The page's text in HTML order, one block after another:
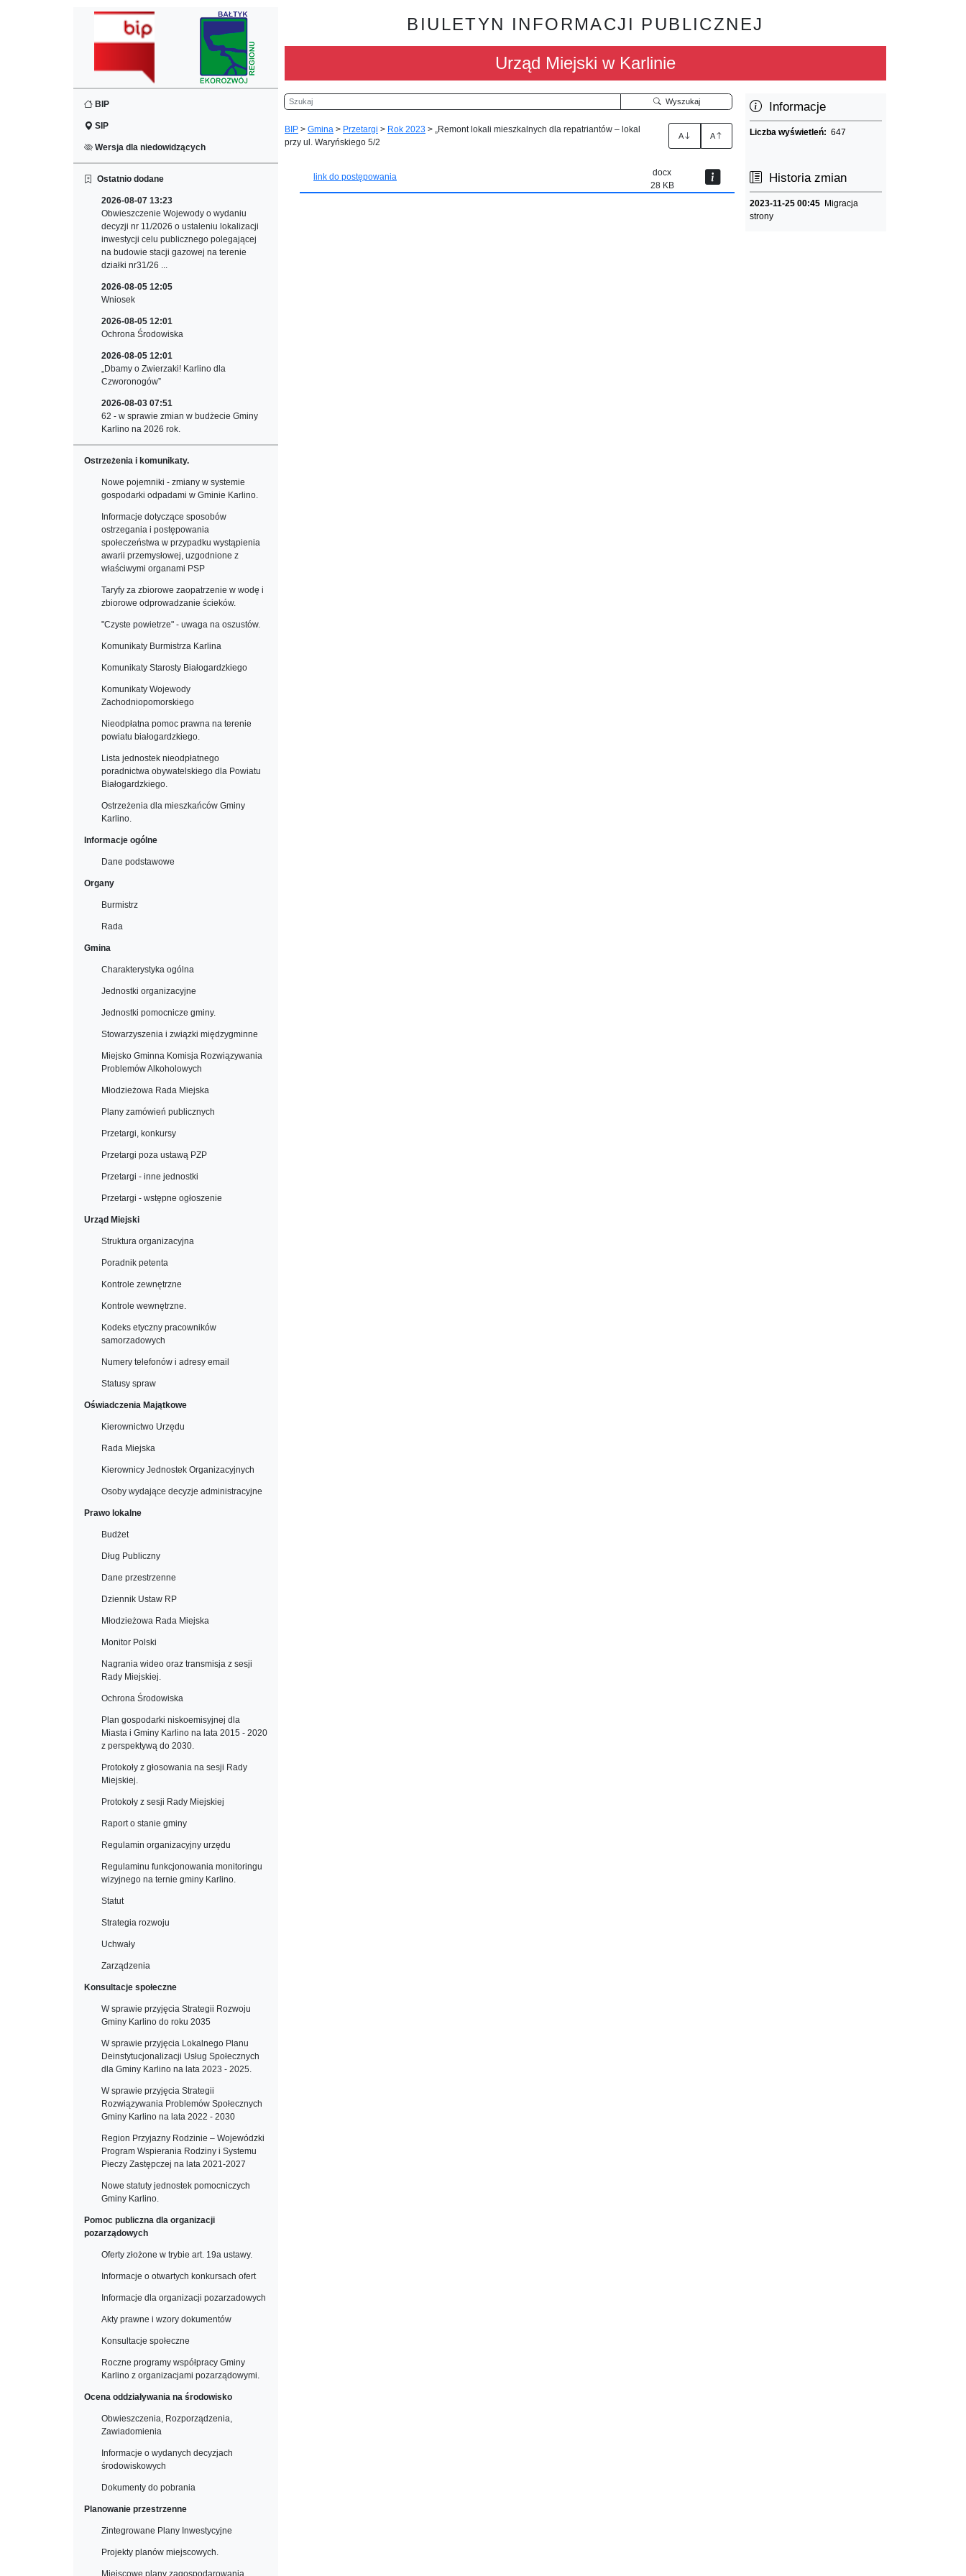
BIP
SIP
Wersja dla niedowidzących
Ostatnio dodane
2026-08-07 13:23
Obwieszczenie Wojewody o wydaniu
decyzji nr 11/2026 o ustaleniu lokalizacji
inwestycji celu publicznego polegającej
na budowie stacji gazowej na terenie
działki nr31/26 ...
2026-08-05 12:05
Wniosek
2026-08-05 12:01
Ochrona Środowiska
2026-08-05 12:01
„Dbamy o Zwierzaki! Karlino dla
Czworonogów”
2026-08-03 07:51
62 - w sprawie zmian w budżecie Gminy
Karlino na 2026 rok.
Ostrzeżenia i komunikaty.
Nowe pojemniki - zmiany w systemie
gospodarki odpadami w Gminie Karlino.
Informacje dotyczące sposobów
ostrzegania i postępowania
społeczeństwa w przypadku wystąpienia
awarii przemysłowej, uzgodnione z
właściwymi organami PSP
Taryfy za zbiorowe zaopatrzenie w wodę i
zbiorowe odprowadzanie ścieków.
"Czyste powietrze" - uwaga na oszustów.
Komunikaty Burmistrza Karlina
Komunikaty Starosty Białogardzkiego
Komunikaty Wojewody
Zachodniopomorskiego
Nieodpłatna pomoc prawna na terenie
powiatu białogardzkiego.
Lista jednostek nieodpłatnego
poradnictwa obywatelskiego dla Powiatu
Białogardzkiego.
Ostrzeżenia dla mieszkańców Gminy
Karlino.
Informacje ogólne
Dane podstawowe
Organy
Burmistrz
Rada
Gmina
Charakterystyka ogólna
Jednostki organizacyjne
Jednostki pomocnicze gminy.
Stowarzyszenia i związki międzygminne
Miejsko Gminna Komisja Rozwiązywania
Problemów Alkoholowych
Młodzieżowa Rada Miejska
Plany zamówień publicznych
Przetargi, konkursy
Przetargi poza ustawą PZP
Przetargi - inne jednostki
Przetargi - wstępne ogłoszenie
Urząd Miejski
Struktura organizacyjna
Poradnik petenta
Kontrole zewnętrzne
Kontrole wewnętrzne.
Kodeks etyczny pracowników
samorzadowych
Numery telefonów i adresy email
Statusy spraw
Oświadczenia Majątkowe
Kierownictwo Urzędu
Rada Miejska
Kierownicy Jednostek Organizacyjnych
Osoby wydające decyzje administracyjne
Prawo lokalne
Budżet
Dług Publiczny
Dane przestrzenne
Dziennik Ustaw RP
Młodzieżowa Rada Miejska
Monitor Polski
Nagrania wideo oraz transmisja z sesji
Rady Miejskiej.
Ochrona Środowiska
Plan gospodarki niskoemisyjnej dla
Miasta i Gminy Karlino na lata 2015 - 2020
z perspektywą do 2030.
Protokoły z głosowania na sesji Rady
Miejskiej.
Protokoły z sesji Rady Miejskiej
Raport o stanie gminy
Regulamin organizacyjny urzędu
Regulaminu funkcjonowania monitoringu
wizyjnego na ternie gminy Karlino.
Statut
Strategia rozwoju
Uchwały
Zarządzenia
Konsultacje społeczne
W sprawie przyjęcia Strategii Rozwoju
Gminy Karlino do roku 2035
W sprawie przyjęcia Lokalnego Planu
Deinstytucjonalizacji Usług Społecznych
dla Gminy Karlino na lata 2023 - 2025.
W sprawie przyjęcia Strategii
Rozwiązywania Problemów Społecznych
Gminy Karlino na lata 2022 - 2030
Region Przyjazny Rodzinie – Wojewódzki
Program Wspierania Rodziny i Systemu
Pieczy Zastępczej na lata 2021-2027
Nowe statuty jednostek pomocniczych
Gminy Karlino.
Pomoc publiczna dla organizacji
pozarządowych
Oferty złożone w trybie art. 19a ustawy.
Informacje o otwartych konkursach ofert
Informacje dla organizacji pozarzadowych
Akty prawne i wzory dokumentów
Konsultacje społeczne
Roczne programy współpracy Gminy
Karlino z organizacjami pozarządowymi.
Ocena oddziaływania na środowisko
Obwieszczenia, Rozporządzenia,
Zawiadomienia
Informacje o wydanych decyzjach
środowiskowych
Dokumenty do pobrania
Planowanie przestrzenne
Zintegrowane Plany Inwestycyjne
Projekty planów miejscowych.
Miejscowe plany zagospodarowania
BIULETYN INFORMACJI PUBLICZNEJ
Urząd Miejski w Karlinie
Szukaj Wyszukaj
BIP > Gmina > Przetargi > Rok 2023 > „Remont lokali mieszkalnych dla repatriantów – lokal
przy ul. Waryńskiego 5/2
A A
link do postępowania
docx
28 KB
Informacje
Liczba wyświetleń:647
Historia zmian
2023-11-25 00:45 Migracja
strony